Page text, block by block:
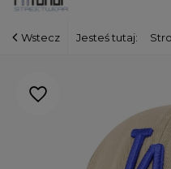
Wstecz Jesteś tutaj: